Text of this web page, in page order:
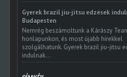
Gyerek brazil jiu-jitsu edzések
Budapesten
Nemrég beszámoltunk a Kárászy
honlapunkon, és most újabb hírekkel
szolgálhatunk. Gyerek brazil jiu-jitsu
indulnak...